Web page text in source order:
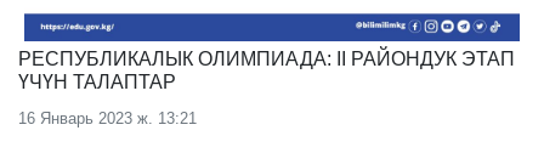
РЕСПУБЛИКАЛЫК ОЛИМПИАДА: II РАЙОНДУК ЭТАП
ҮЧҮН ТАЛАПТАР
16 Январь 2023 ж. 13:21